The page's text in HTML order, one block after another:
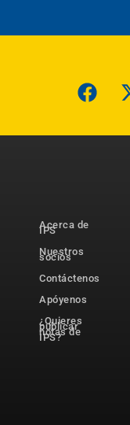
Acerca de
IPS
Nuestros
socios
Contáctenos
Apóyenos
¿Quieres
publicar
notas de
IPS?